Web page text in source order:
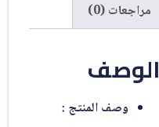
مراجعات (0)
الوصف
وصف المنتج :